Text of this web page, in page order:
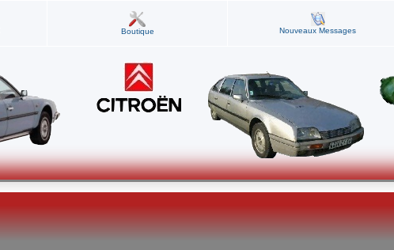
Boutique Nouveaux Messages